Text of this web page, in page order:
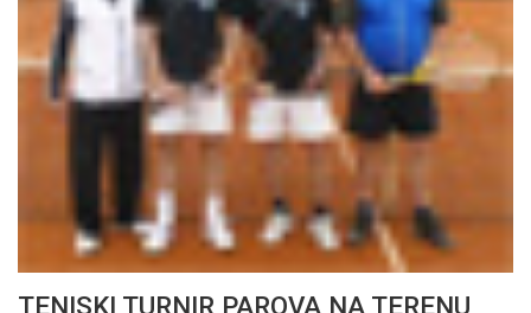
TENISKI TURNIR PAROVA NA TERENU